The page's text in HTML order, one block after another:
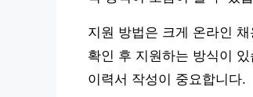
지원 방법은 크게 온라인
확인 후 지원하는 방식이
이력서 작성이 중요합니다.